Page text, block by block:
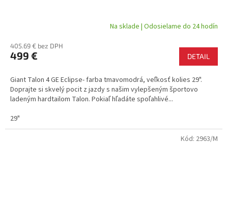
A
R
M
Na sklade | Odosielame do 24 hodín
405.69 € bez DPH
499 € DETAIL
Giant Talon 4 GE Eclipse- farba tmavomodrá, veľkosť kolies 29".
Doprajte si skvelý pocit z jazdy s našim vylepšeným športovo
ladeným hardtailom Talon. Pokiaľ hľadáte spoľahlivé...
29"
Kód: 2963/M